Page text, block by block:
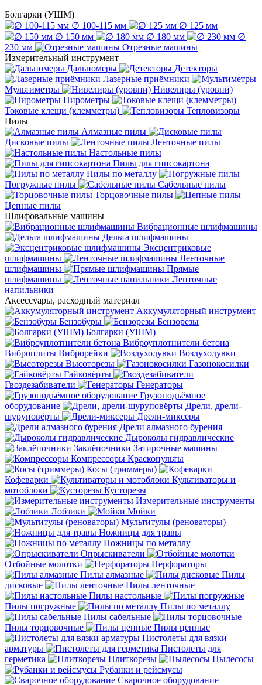
Болгарки (УШМ)
∅ 100-115 мм
∅ 125 мм
∅ 150 мм
∅ 180 мм
∅
230 мм
Отрезные машины
Измерительный инструмент
Дальномеры
Детекторы
Лазерные приёмники
Мультиметры
Нивелиры (уровни)
Пирометры
Токовые клещи (клемметры)
Тепловизоры
Пилы
Алмазные пилы
Дисковые пилы
Ленточные пилы
Настольные пилы
Пилы для гипсокартона
Пилы по металлу
Погружные пилы
Сабельные пилы
Торцовочные пилы
Цепные пилы
Шлифовальные машины
Вибрационные шлифмашины
Дельта шлифмашины
Эксцентриковые
шлифмашины
Ленточные
шлифмашины
Прямые
шлифмашины
Ленточные
напильники
Аксессуары, расходный материал
Аккумуляторный инструмент
Бензобуры
Бензорезы
Болгарки (УШМ)
Виброуплотнители бетона
Виброплиты Виброрейки
Воздуходувки
Высоторезы
Газонокосилки
Гайковёрты
Гвоздезабиватели
Генераторы
Грузоподъёмное
оборудование
Дрели, дрели-
шуруповёрты
Дрели-миксеры
Дрели алмазного бурения
Дыроколы гидравлические
Заклёпочники Затирочные машины
Компрессоры Краскопульты
Косы (триммеры)
Кофеварки
Культиваторы и
мотоблоки
Кусторезы
Измерительные инструменты
Лобзики
Мойки
Мультитулы (реноваторы)
Ножницы для травы
Ножницы по металлу
Опрыскиватели
Отбойные молотки
Перфораторы
Пилы алмазные
Пилы
дисковые
Пилы ленточные
Пилы настольные
Пилы погружные
Пилы по металлу
Пилы сабельные
Пилы торцовочные
Пилы цепные
Пистолеты для вязки
арматуры
Пистолеты для
герметика
Плиткорезы
Пылесосы
Рубанки и рейсмусы
Сварочное оборудование